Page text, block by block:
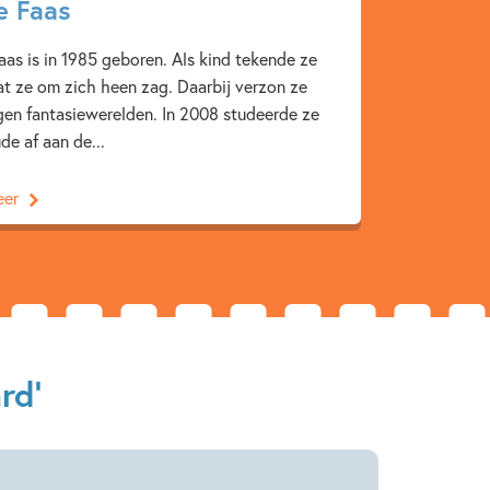
het gevoel hebt dat je erbij bent.’ Jona, 10 jaar
12 jaar
Actie & avontuur
Fantasie & magie
Voor volwassenen
Kevin Hassing
Linde Faas
Faas
is in 1985 geboren. Als kind tekende ze
ze om zich heen zag. Daarbij verzon ze
fantasiewerelden. In 2008 studeerde ze
af aan de...